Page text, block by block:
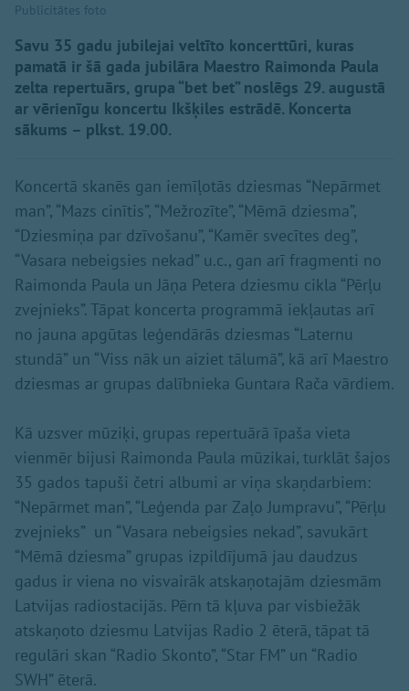
Publicitātes foto
Savu 35 gadu jubilejai veltīto koncerttūri, kuras
pamatā ir šā gada jubilāra Maestro Raimonda Paula
zelta repertuārs, grupa “bet bet” noslēgs 29. augustā
ar vērienīgu koncertu Ikšķiles estrādē. Koncerta
sākums – plkst. 19.00.
Koncertā skanēs gan iemīļotās dziesmas “Nepārmet
man”, “Mazs cinītis”, “Mežrozīte”, “Mēmā dziesma”,
“Dziesmiņa par dzīvošanu”, “Kamēr svecītes deg”,
“Vasara nebeigsies nekad” u.c., gan arī fragmenti no
Raimonda Paula un Jāņa Petera dziesmu cikla “Pērļu
zvejnieks”. Tāpat koncerta programmā iekļautas arī
no jauna apgūtas leģendārās dziesmas “Laternu
stundā” un “Viss nāk un aiziet tālumā”, kā arī Maestro
dziesmas ar grupas dalībnieka Guntara Rača vārdiem.
Kā uzsver mūziķi, grupas repertuārā īpaša vieta
vienmēr bijusi Raimonda Paula mūzikai, turklāt šajos
35 gados tapuši četri albumi ar viņa skaņdarbiem:
“Nepārmet man”, “Leģenda par Zaļo Jumpravu”, “Pērļu
zvejnieks” un “Vasara nebeigsies nekad”, savukārt
“Mēmā dziesma” grupas izpildījumā jau daudzus
gadus ir viena no visvairāk atskaņotajām dziesmām
Latvijas radiostacijās. Pērn tā kļuva par visbiežāk
atskaņoto dziesmu Latvijas Radio 2 ēterā, tāpat tā
regulāri skan “Radio Skonto”, “Star FM” un “Radio
SWH” ēterā.